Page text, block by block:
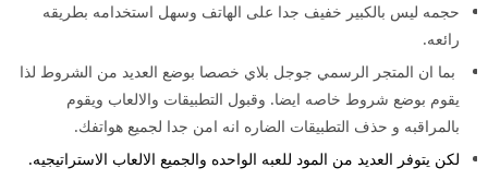
حجمه ليس بالكبير خفيف جدا على الهاتف وسهل استخدامه بطريقه
رائعه.
بما ان المتجر الرسمي جوجل بلاي خصصا بوضع العديد من الشروط لذا
يقوم بوضع شروط خاصه ايضا. وقبول التطبيقات والالعاب ويقوم
بالمراقبه و حذف التطبيقات الضاره انه امن جدا لجميع هواتفك.
لكن يتوفر العديد من المود للعبه الواحده والجميع الالعاب الاستراتيجيه.